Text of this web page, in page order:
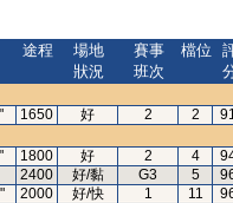
途程
場地
狀況
賽事
班次
檔位
1650 好 2 2
1800 好 2 4
2400 好/黏 G3 5
2000 好/快 1 11